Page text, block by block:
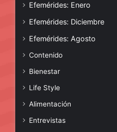
Efemérides: Enero
Efemérides: Diciembre
Efemérides: Agosto
Contenido
Bienestar
Life Style
Alimentación
Entrevistas